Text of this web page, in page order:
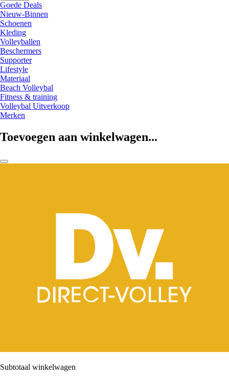
Goede Deals
Nieuw-Binnen
Schoenen
Kleding
Volleyballen
Beschermers
Supporter
Lifestyle
Materiaal
Beach Volleybal
Fitness & training
Volleybal Uitverkoop
Merken
Toevoegen aan winkelwagen...
Subtotaal winkelwagen